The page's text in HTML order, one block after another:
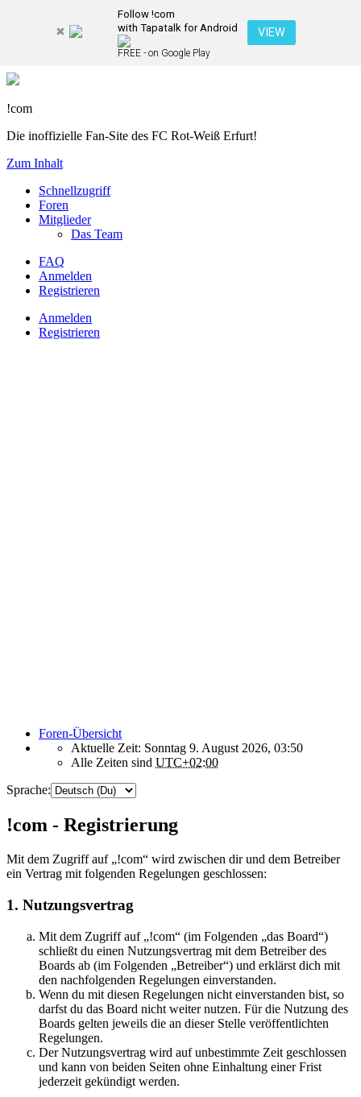
Follow !com
with Tapatalk for Android
FREE - on Google Play
VIEW
!com
Die inoffizielle Fan-Site des FC Rot-Weiß Erfurt!
Zum Inhalt
Schnellzugriff
Foren
Mitglieder
Das Team
FAQ
Anmelden
Registrieren
Anmelden
Registrieren
Foren-Übersicht
Aktuelle Zeit: Sonntag 9. August 2026, 03:50
Alle Zeiten sind UTC+02:00
Sprache:
!com - Registrierung
Mit dem Zugriff auf „!com“ wird zwischen dir und dem Betreiber
ein Vertrag mit folgenden Regelungen geschlossen:
1. Nutzungsvertrag
Mit dem Zugriff auf „!com“ (im Folgenden „das Board“)
schließt du einen Nutzungsvertrag mit dem Betreiber des
Boards ab (im Folgenden „Betreiber“) und erklärst dich mit
den nachfolgenden Regelungen einverstanden.
Wenn du mit diesen Regelungen nicht einverstanden bist, so
darfst du das Board nicht weiter nutzen. Für die Nutzung des
Boards gelten jeweils die an dieser Stelle veröffentlichten
Regelungen.
Der Nutzungsvertrag wird auf unbestimmte Zeit geschlossen
und kann von beiden Seiten ohne Einhaltung einer Frist
jederzeit gekündigt werden.